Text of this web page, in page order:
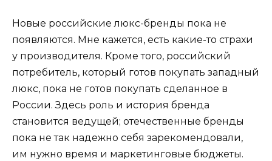
Новые российские люкс-бренды пока не
появляются. Мне кажется, есть какие-то страхи
у производителя. Кроме того, российский
потребитель, который готов покупать западный
люкс, пока не готов покупать сделанное в
России. Здесь роль и история бренда
становится ведущей; отечественные бренды
пока не так надежно себя зарекомендовали,
им нужно время и маркетинговые бюджеты.